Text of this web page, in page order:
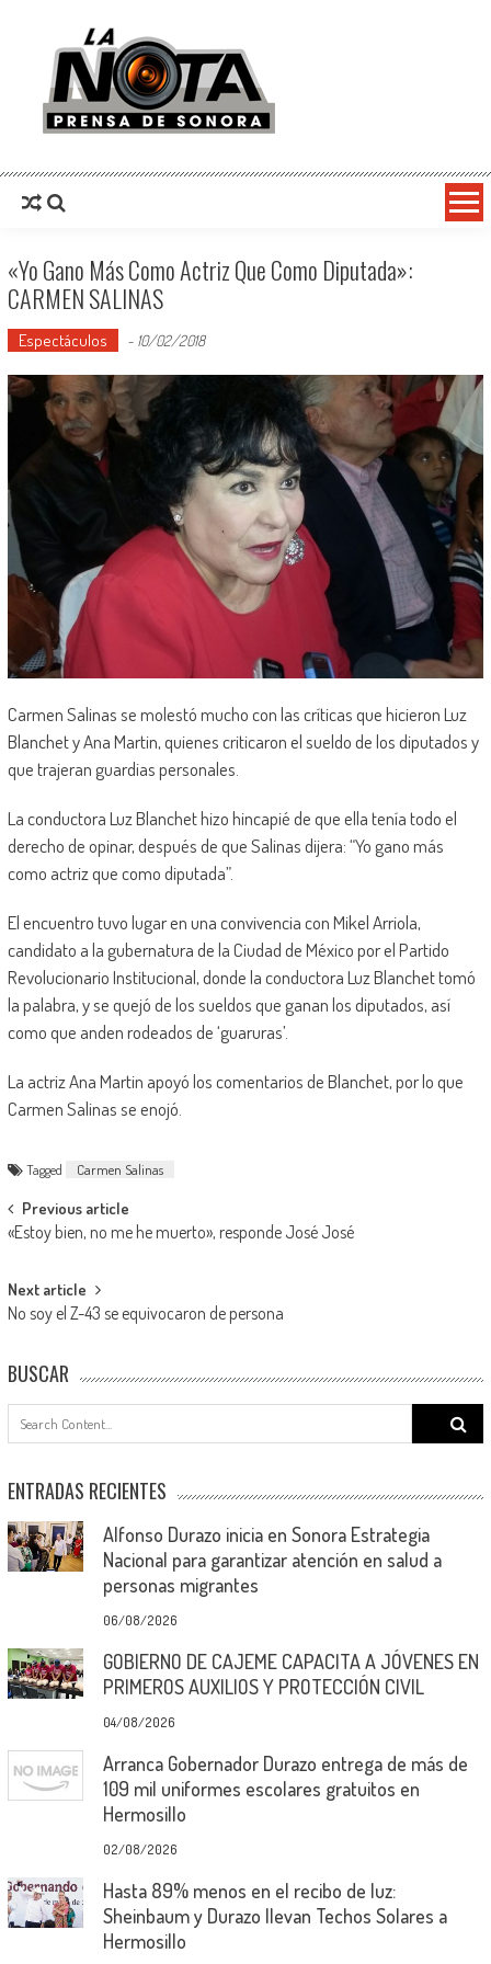
La Nota Prensa De Sonora
«Yo Gano Más Como Actriz Que Como Diputada»:
CARMEN SALINAS
Espectáculos - 10/02/2018
Carmen Salinas se molestó mucho con las críticas que hicieron Luz
Blanchet y Ana Martin, quienes criticaron el sueldo de los diputados y
que trajeran guardias personales.
La conductora Luz Blanchet hizo hincapié de que ella tenía todo el
derecho de opinar, después de que Salinas dijera: “Yo gano más
como actriz que como diputada”.
El encuentro tuvo lugar en una convivencia con Mikel Arriola,
candidato a la gubernatura de la Ciudad de México por el Partido
Revolucionario Institucional, donde la conductora Luz Blanchet tomó
la palabra, y se quejó de los sueldos que ganan los diputados, así
como que anden rodeados de ‘guaruras’.
La actriz Ana Martin apoyó los comentarios de Blanchet, por lo que
Carmen Salinas se enojó.
Tagged Carmen Salinas
Post
navigation
Previous article
«Estoy bien, no me he muerto», responde José José
Next article
No soy el Z-43 se equivocaron de persona
BUSCAR
Search
ENTRADAS RECIENTES
Alfonso Durazo inicia en Sonora Estrategia
Nacional para garantizar atención en salud a
personas migrantes
06/08/2026
GOBIERNO DE CAJEME CAPACITA A JÓVENES EN
PRIMEROS AUXILIOS Y PROTECCIÓN CIVIL
04/08/2026
Arranca Gobernador Durazo entrega de más de
109 mil uniformes escolares gratuitos en
Hermosillo
02/08/2026
Hasta 89% menos en el recibo de luz:
Sheinbaum y Durazo llevan Techos Solares a
Hermosillo